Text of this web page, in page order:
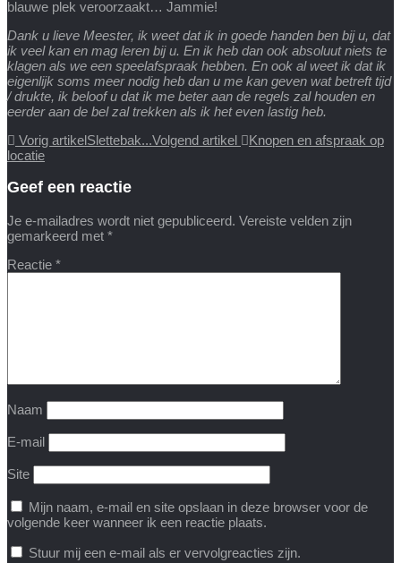
blauwe plek veroorzaakt… Jammie!
Dank u lieve Meester, ik weet dat ik in goede handen ben bij u, dat
ik veel kan en mag leren bij u. En ik heb dan ook absoluut niets te
klagen als we een speelafspraak hebben. En ook al weet ik dat ik
eigenlijk soms meer nodig heb dan u me kan geven wat betreft tijd
/ drukte, ik beloof u dat ik me beter aan de regels zal houden en
eerder aan de bel zal trekken als ik het even lastig heb.
Vorig artikelSlettebak...Volgend artikel
Knopen en afspraak op
locatie
Geef een reactie
Je e-mailadres wordt niet gepubliceerd. Vereiste velden zijn
gemarkeerd met *
Reactie *
Naam
E-mail
Site
Mijn naam, e-mail en site opslaan in deze browser voor de
volgende keer wanneer ik een reactie plaats.
Stuur mij een e-mail als er vervolgreacties zijn.